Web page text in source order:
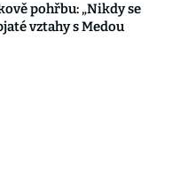
pohřbu: „Nikdy se
vztahy s Medou